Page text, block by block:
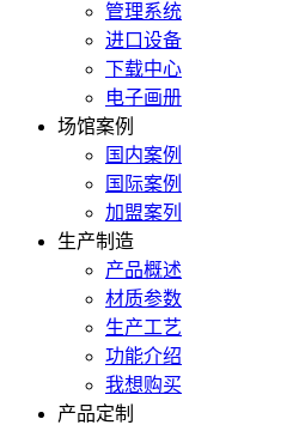
管理系统
进口设备
下载中心
电子画册
场馆案例
国内案例
国际案例
加盟案列
生产制造
产品概述
材质参数
生产工艺
功能介绍
我想购买
产品定制